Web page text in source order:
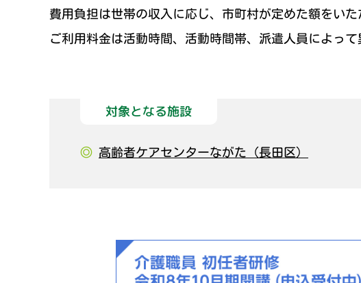
費用負担は世帯の収入に応じ、市町村が定めた額をいた
ご利用料金は活動時間、活動時間帯、派遣人員によって
対象となる施設
◎ 高齢者ケアセンターながた（長田区）